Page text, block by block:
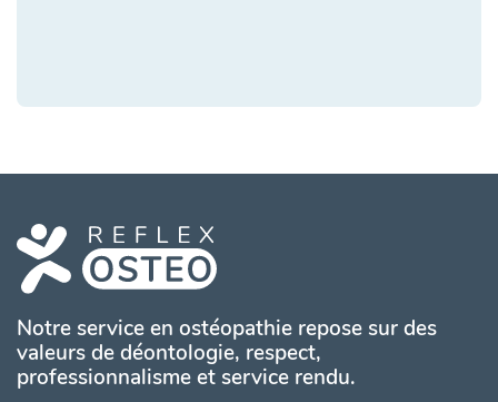
Notre service en ostéopathie repose sur des
valeurs de déontologie, respect,
professionnalisme et service rendu.